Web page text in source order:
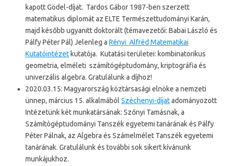
kapott Gödel-díjat. Tardos Gábor 1987-ben szerzett
matematikus diplomát az ELTE Természettudományi Karán,
majd később ugyanitt doktorált (témavezetői: Babai László és
Pálfy Péter Pál) Jelenleg a Rényi Alfréd Matematikai
Kutatóintézet kutatója. Kutatási területei: kombinatorikus
geometria, elméleti számítógéptudomány, kriptográfia és
univerzális algebra. Gratulálunk a díjhoz!
2020.03.15: Magyarország köztársasági elnöke a nemzeti
ünnep, március 15. alkalmából Széchenyi-díjatadományozott
Intézetünk két munkatársának: Szőnyi Tamásnak, a
Számítógéptudományi Tanszék egyetemi tanárának és Pálfy
Péter Pálnak, az Algebra és Számelmélet Tanszék egyetemi
tanárának. Gratulálunk és további sok sikert kívánunk
munkájukhoz.